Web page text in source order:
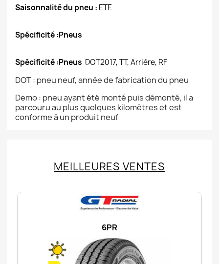
Saisonnalité du pneu : ETE
Spécificité :Pneus
Spécificité :Pneus DOT2017, TT, Arrière, RF
DOT : pneu neuf, année de fabrication du pneu
Demo : pneu ayant été monté puis démonté, il a
parcouru au plus quelques kilomètres et est
conforme à un produit neuf
MEILLEURES VENTES
6PR